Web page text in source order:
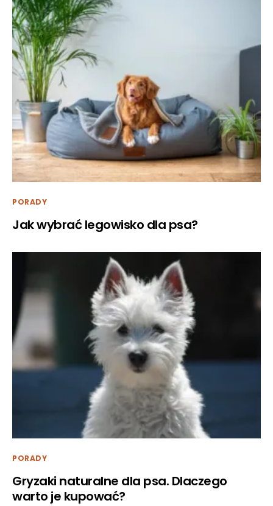
PORADY
Jak wybrać legowisko dla psa?
PORADY
Gryzaki naturalne dla psa. Dlaczego
warto je kupować?